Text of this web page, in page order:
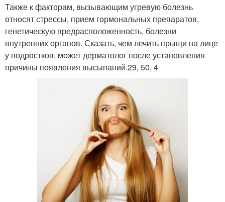
Также к факторам, вызывающим угревую болезнь
относят стрессы, прием гормональных препаратов,
генетическую предрасположенность, болезни
внутренних органов. Сказать, чем лечить прыщи на лице
у подростков, может дерматолог после установления
причины появления высыпаний.29, 50, 4